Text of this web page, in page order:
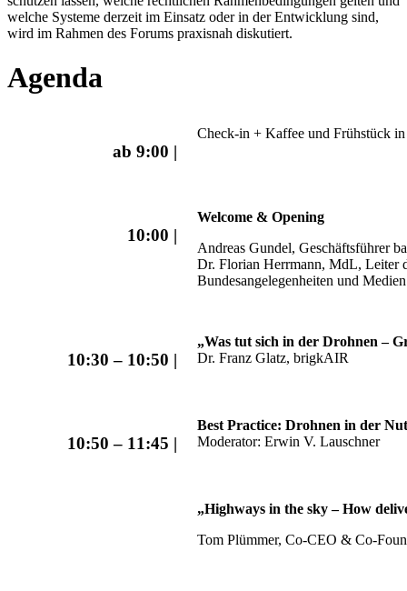
welche Systeme derzeit im Einsatz oder in der Entwicklung sind,
wird im Rahmen des Forums praxisnah diskutiert.
Agenda
ab 9:00 |
Check-in + Kaffee und Frühstück
10:00 |
Welcome & Opening
Andreas Gundel, Geschäftsführer
Dr. Florian Herrmann, MdL, Leiter
Bundesangelegenheiten und Medien
10:30 – 10:50 |
„Was tut sich in der Drohnen –
Dr. Franz Glatz, brigkAIR
10:50 – 11:45 |
Best Practice: Drohnen in der
Moderator: Erwin V. Lauschner
„Highways in the sky – How
Tom Plümmer, Co-CEO & Co-